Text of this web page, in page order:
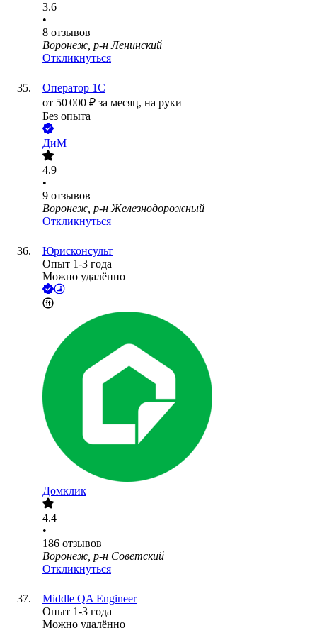
3.6
•
8 отзывов
Воронеж, р-н Ленинский
Откликнуться
Оператор 1C
от 50 000 ₽ за месяц, на руки
Без опыта
ДиМ
4.9
•
9 отзывов
Воронеж, р-н Железнодорожный
Откликнуться
Юрисконсульт
Опыт 1-3 года
Можно удалённо
Домклик
4.4
•
186 отзывов
Воронеж, р-н Советский
Откликнуться
Middle QA Engineer
Опыт 1-3 года
Можно удалённо